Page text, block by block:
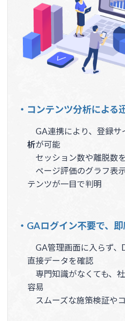
・コンテンツ分析による
GA連携により、登録サ
析が可能
セッション数や離脱数
ページ評価のグラフ表
テンツが一目で判明
・GAログイン不要で、
GA管理画面に入らず
直接データを確認
専門知識がなくても、
容易
スムーズな施策検証や